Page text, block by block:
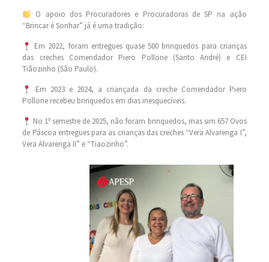
O apoio dos Procuradores e Procuradoras de SP na ação
“Brincar é Sonhar” já é uma tradição:
Em 2022, foram entregues quase 500 brinquedos para crianças
das creches Comendador Piero Pollone (Santo André) e CEI
Tiãozinho (São Paulo).
Em 2023 e 2024, a criançada da creche Comendador Piero
Pollone recebeu brinquedos em dias inesquecíveis.
No 1º semestre de 2025, não foram brinquedos, mas sim 657 Ovos
de Páscoa entregues para as crianças das creches “Vera Alvarenga I”,
Vera Alvarenga II” e “Tiaozinho”.